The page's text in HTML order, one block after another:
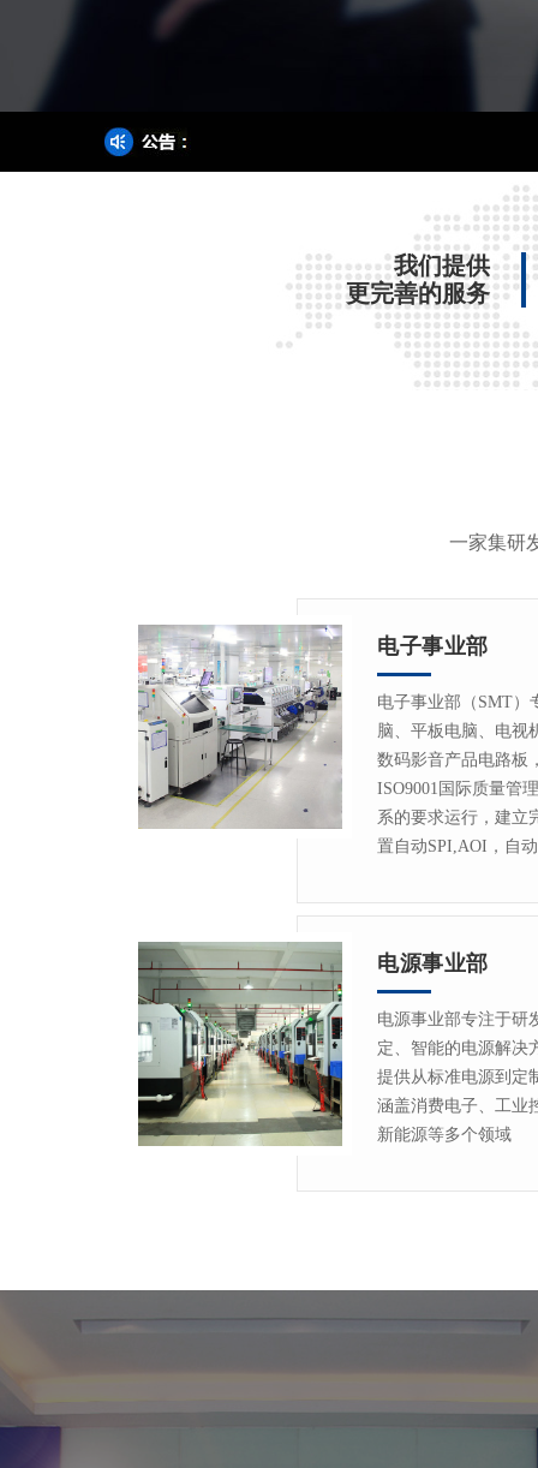
我们提供
更完善的服务
一家集研
电子事业部
电子事业部（SMT）
脑、平板电脑、电视
数码影音产品电路板
ISO9001国际质量管
系的要求运行，建立
置自动SPI,AOI，自
电源事业部
电源事业部专注于研
定、智能的电源解决
提供从标准电源到定
涵盖消费电子、工业
新能源等多个领域